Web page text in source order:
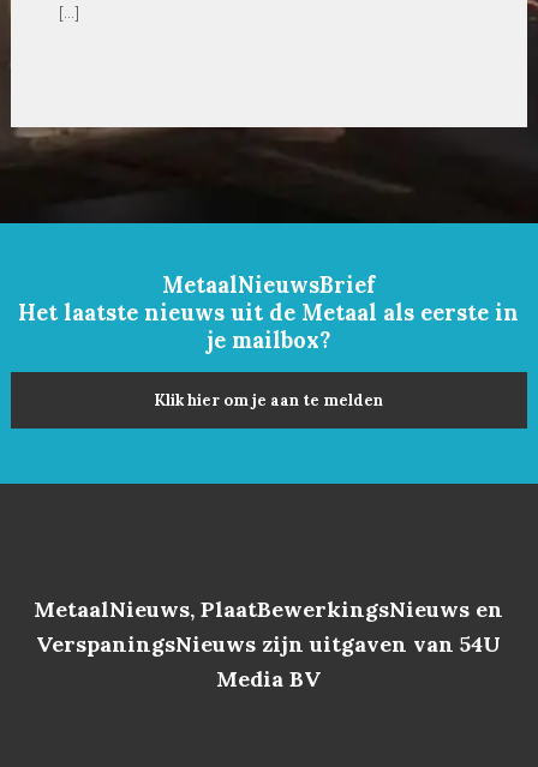
[…]
MetaalNieuwsBrief
Het laatste nieuws uit de Metaal als eerste in
je mailbox?
Klik hier om je aan te melden
MetaalNieuws, PlaatBewerkingsNieuws en
VerspaningsNieuws zijn uitgaven van 54U
Media BV